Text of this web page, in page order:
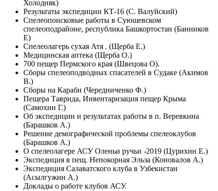
Холодняк)
Результаты экспедиции КТ-16 (С. Валуйский)
Спелеопоисковые работы в Суюшевском
спелеоподрайоне, республика Башкортостан (Банников
Е)
Спелеолагерь сухая Атя . (Щерба Е.)
Медицинская аптека (Щерба О.)
700 пещер Пермского края (Швецова О).
Сборы спелеоподводных спасателей в Судаке (Акимов
В.)
Сборы на Караби (Чередниченко Ф.)
Пещера Таврида, Инвентаризация пещер Крыма
(Самохин Г.)
Об экспедиции и результатах работы в п. Веревкина
(Барашков А.)
Решение демографической проблемы спелеоклубов
(Барашков А.)
О спелеолагере АСУ Оленьи ручьи -2019 (Цурихин Е.)
Экспедиция в пещ. Непокорная Эльза (Коновалов А.)
Экспедиция Салаватского клуба в Узбекистан
(Асылгужин А.)
Доклады о работе клубов АСУ.